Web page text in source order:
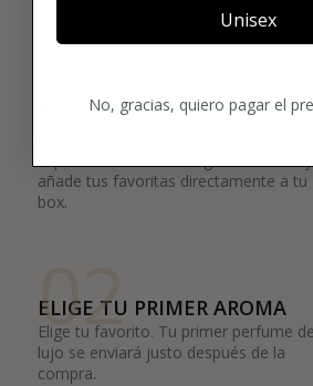
3 PASOS PARA
01
ENCUENTRA LO QUE TE
añade tus favoritas directamente a tu
box.
02
ELIGE TU PRIMER AROMA
Elige tu favorito. Tu primer perfume de
lujo se enviará justo después de la
compra.
Unisex
No, gracias, quiero pagar el